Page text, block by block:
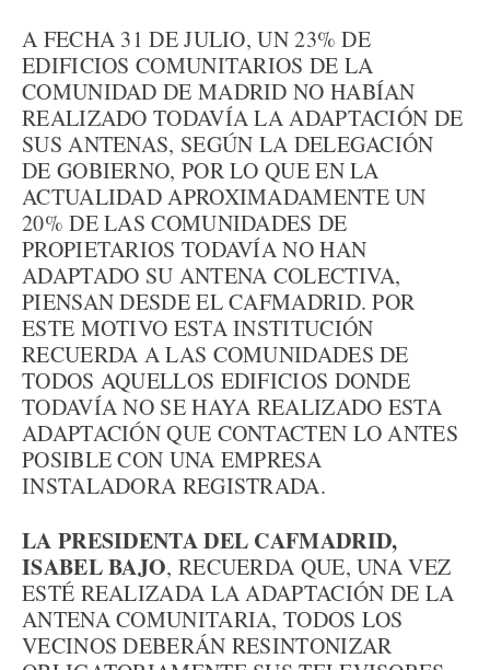
A FECHA 31 DE JULIO, UN 23% DE
EDIFICIOS COMUNITARIOS DE LA
COMUNIDAD DE MADRID NO HABÍAN
REALIZADO TODAVÍA LA ADAPTACIÓN DE
SUS ANTENAS, SEGÚN LA DELEGACIÓN
DE GOBIERNO, POR LO QUE EN LA
ACTUALIDAD APROXIMADAMENTE UN
20% DE LAS COMUNIDADES DE
PROPIETARIOS TODAVÍA NO HAN
ADAPTADO SU ANTENA COLECTIVA,
PIENSAN DESDE EL CAFMADRID. POR
ESTE MOTIVO ESTA INSTITUCIÓN
RECUERDA A LAS COMUNIDADES DE
TODOS AQUELLOS EDIFICIOS DONDE
TODAVÍA NO SE HAYA REALIZADO ESTA
ADAPTACIÓN QUE CONTACTEN LO ANTES
POSIBLE CON UNA EMPRESA
INSTALADORA REGISTRADA.
LA PRESIDENTA DEL CAFMADRID,
ISABEL BAJO, RECUERDA QUE, UNA VEZ
ESTÉ REALIZADA LA ADAPTACIÓN DE LA
ANTENA COMUNITARIA, TODOS LOS
VECINOS DEBERÁN RESINTONIZAR